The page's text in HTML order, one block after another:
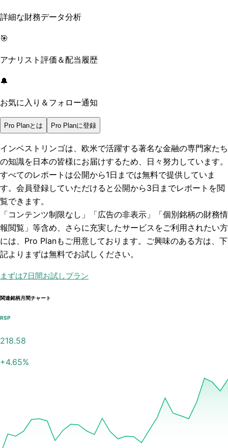
詳細な財務データ分析
🎯
アナリスト評価＆配当履歴
🔔
お気に入り＆フォロー通知
Pro Planとは Pro Planに登録
インベストリンゴは、欧米で活躍する著名な金融の専門家たち
の知識を日本の皆様にお届けするため、日々努力しています。
すべてのレポートは公開から1日までは無料で提供していま
す。会員登録していただけると公開から3日までレポートを閲
覧できます。
「コンテンツ制限なし」「広告の非表示」「個別銘柄の財務情
報閲覧」 等含め、さらに充実したサービスをご利用されたい方
には、Pro Planもご用意しております。ご興味のある方は、下
記よりまずは無料でお試しください。
まずは7日間お試しプラン
関連銘柄月間チャート
RSP
218.58
+4.65%